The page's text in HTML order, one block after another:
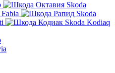
Skoda
Skoda
Skoda Kodiaq